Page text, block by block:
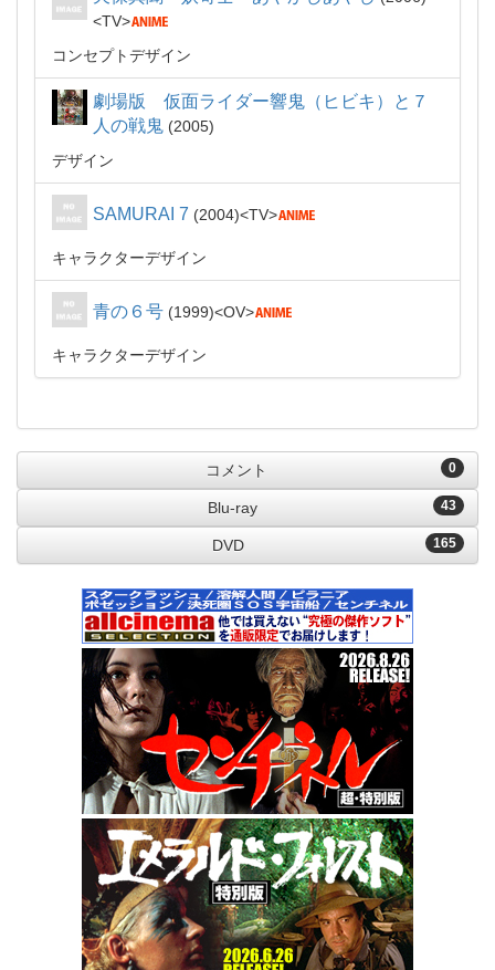
TV
コンセプトデザイン
劇場版 仮面ライダー響鬼（ヒビキ）と７
人の戦鬼
2005
デザイン
SAMURAI 7 2004 TV
キャラクターデザイン
青の６号 1999 OV
キャラクターデザイン
0
コメント
43
Blu-ray
165
DVD